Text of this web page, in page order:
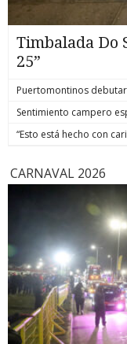
Timbalada Do
25”
Puertomontinos
Sentimiento campero
“Esto está hecho con
CARNAVAL 2026